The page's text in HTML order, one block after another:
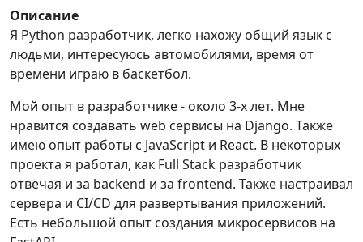
Описание
Я Python разработчик, легко нахожу общий язык с
людьми, интересуюсь автомобилями, время от
времени играю в баскетбол.
Мой опыт в разработчике - около 3-х лет. Мне
нравится создавать web сервисы на Django. Также
имею опыт работы с JavaScript и React. В некоторых
проекта я работал, как Full Stack разработчик
отвечая и за backend и за frontend. Также настраивал
сервера и CI/CD для развертывания приложений.
Есть небольшой опыт создания микросервисов на